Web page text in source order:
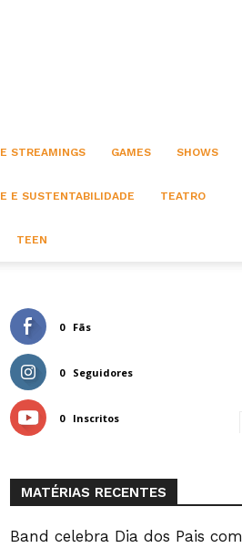
STREAMINGS GAMES SHOWS
E SUSTENTABILIDADE TEATRO
TEEN
0 Fãs
0 Seguidores
0 Inscritos
MATÉRIAS RECENTES
Band celebra Dia dos Pais com